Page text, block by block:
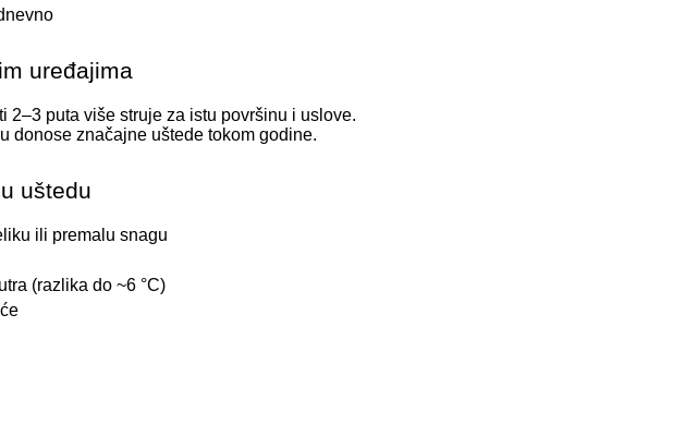
uređajima
puta više struje za istu površinu i uslove.
donose značajne uštede tokom godine.
uštedu
ili premalu snagu
(razlika do ~6 °C)